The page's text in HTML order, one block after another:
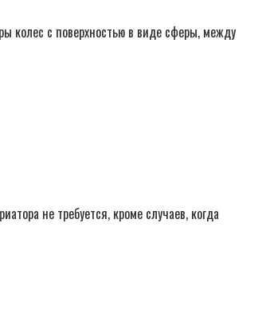
колес с поверхностью в виде сферы, между
не требуется, кроме случаев, когда